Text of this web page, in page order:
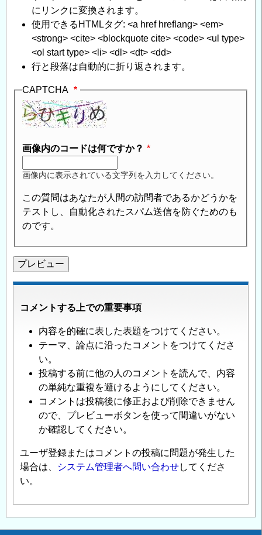
い
て」
へ
の
返
信
にリンクに変換されます。
使用できるHTMLタグ: <a href hreflang> <em>
<strong> <cite> <blockquote cite> <code> <ul type>
<ol start type> <li> <dl> <dt> <dd>
行と段落は自動的に折り返されます。
CAPTCHA
画像内のコードは何ですか？
画像内に表示されている文字列を入力してください。
この質問はあなたが人間の訪問者であるかどうかを
テストし、自動化されたスパム送信を防ぐためのも
のです。
コメントする上での重要事項
内容を的確に表した表題をつけてください。
テーマ、論点に沿ったコメントをつけてくださ
い。
投稿する前に他の人のコメントを読んで、内容
の単純な重複を避けるようにしてください。
コメントは投稿後に修正および削除できません
ので、プレビューボタンを使って間違いがない
か確認してください。
ユーザ登録またはコメントの投稿に問題が発生した
場合は、
システム管理者へ問い合わせしてくださ
い。